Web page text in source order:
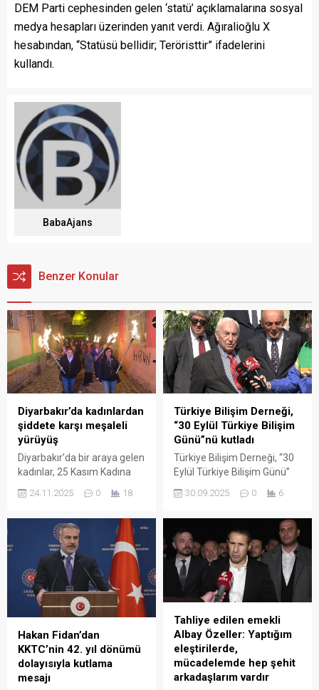
DEM Parti cephesinden gelen ‘statü’ açıklamalarına sosyal
medya hesapları üzerinden yanıt verdi. Ağıralioğlu X
hesabından, “Statüsü bellidir; Teröristtir” ifadelerini
kullandı.
BabaAjans
Benzer Konular
Diyarbakır’da kadınlardan
şiddete karşı meşaleli
yürüyüş
Diyarbakır’da bir araya gelen
kadınlar, 25 Kasım Kadına
Uluslararası Mücadele Günü
düzenledi. Çeşitli sivil
toplum kuruluşlarınca 25
Kasım Kadına Yönelik
Şiddete Karşı Uluslararası
Mücadele Günü dolayısıyla
meşaleli yürüyüş
düzenlendi. Merkez Sur
ilçesindeki İskenderpaşa
mahallesinde bir araya
gelen kadınlar ellerinde
meşaleleriyle yaptıkları
yürüyüşte kadına yönelik...
24.11.2025 0 18
Türkiye Bilişim Derneği,
“30 Eylül Türkiye Bilişim
Günü”nü kutladı
Türkiye Bilişim Derneği, “30
Eylül Türkiye Bilişim Günü”
Anıtı’nda tören düzenledi.
programcısı Kaya Kılan,
“1960 tarihinde Avrupa’nın
yarı doğusundan
Japonya’ya kadar olan
topraklar üzerinde
elektronik bilgisayar
bulunmuyor. Bundan dolayı
ilk kez bilgisayara sahip olan
ülke olarak gururluyuz,
mutluyuz. Bu vesileyle
bilgisayarın ülkemize
gelişinin 65’inci yılını...
30.09.2025 0 6
Hakan Fidan’dan
KKTC’nin 42. yıl dönümü
dolayısıyla kutlama
mesajı
Tahliye edilen emekli
Albay Özeller: Yaptığım
eleştirilerde,
mücadelemde hep şehit
arkadaşlarım vardır